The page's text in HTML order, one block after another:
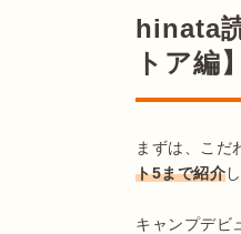
hinata
トア編】
まずは、こだ
ト5まで紹介
キャンプデビ